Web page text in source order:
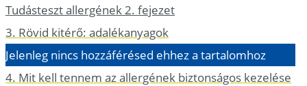
Tudásteszt allergének 2. fejezet
3. Rövid kitérő: adalékanyagok
Jelenleg nincs hozzáférésed ehhez a tartalomhoz
4. Mit kell tennem az allergének biztonságos kezelése